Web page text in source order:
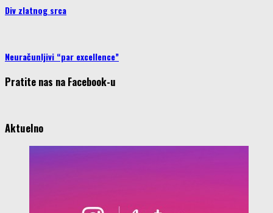
Div zlatnog srca
Neuračunljivi “par excellence”
Pratite nas na Facebook-u
Aktuelno